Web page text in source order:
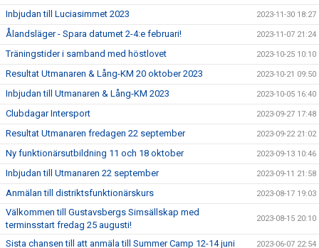
Inbjudan till Luciasimmet 2023 2023-11-30 18:27
Ålandsläger - Spara datumet 2-4:e februari! 2023-11-07 21:24
Träningstider i samband med höstlovet 2023-10-25 10:10
Resultat Utmanaren & Lång-KM 20 oktober 2023 2023-10-21 09:50
Inbjudan till Utmanaren & Lång-KM 2023 2023-10-05 16:40
Clubdagar Intersport 2023-09-27 17:48
Resultat Utmanaren fredagen 22 september 2023-09-22 21:02
Ny funktionärsutbildning 11 och 18 oktober 2023-09-13 10:46
Inbjudan till Utmanaren 22 september 2023-09-11 21:58
Anmälan till distriktsfunktionärskurs 2023-08-17 19:03
Välkommen till Gustavsbergs Simsällskap med
terminsstart fredag 25 augusti!
2023-08-15 20:10
Sista chansen till att anmäla till Summer Camp 12-14 juni 2023-06-07 22:54